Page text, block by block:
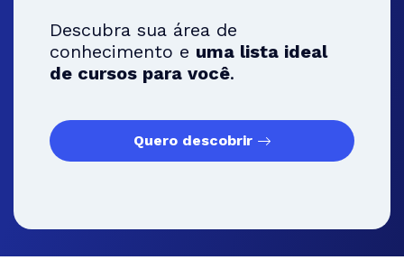
Descubra sua área de
conhecimento e uma lista ideal
de cursos para você.
Quero descobrir